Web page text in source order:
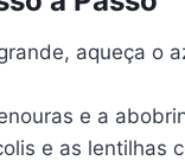
aqueça o
e a
e as lentilhas